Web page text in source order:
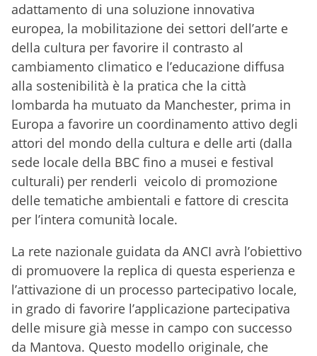
adattamento di una soluzione innovativa
europea, la mobilitazione dei settori dell’arte e
della cultura per favorire il contrasto al
cambiamento climatico e l’educazione diffusa
alla sostenibilità è la pratica che la città
lombarda ha mutuato da Manchester, prima in
Europa a favorire un coordinamento attivo degli
attori del mondo della cultura e delle arti (dalla
sede locale della BBC fino a musei e festival
culturali) per renderli veicolo di promozione
delle tematiche ambientali e fattore di crescita
per l’intera comunità locale.
La rete nazionale guidata da ANCI avrà l’obiettivo
di promuovere la replica di questa esperienza e
l’attivazione di un processo partecipativo locale,
in grado di favorire l’applicazione partecipativa
delle misure già messe in campo con successo
da Mantova. Questo modello originale, che